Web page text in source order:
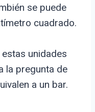
se puede
cuadrado.
unidades
la pregunta de
a un bar.